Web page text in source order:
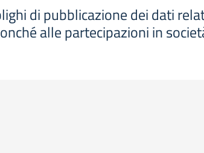
di pubblicazione dei dati
alle partecipazioni in